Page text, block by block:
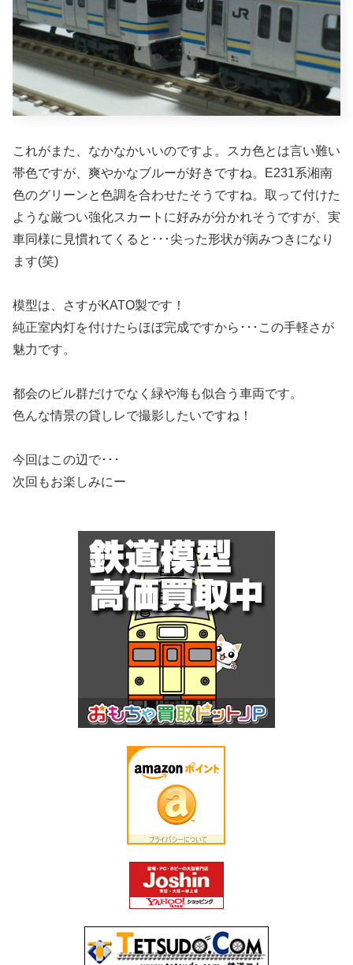
これがまた、なかなかいいのですよ。スカ色とは言い難い
帯色ですが、爽やかなブルーが好きですね。E231系湘南
色のグリーンと色調を合わせたそうですね。取って付けた
ような厳つい強化スカートに好みが分かれそうですが、実
車同様に見慣れてくると･･･尖った形状が病みつきになり
ます(笑)
模型は、さすがKATO製です！
純正室内灯を付けたらほぼ完成ですから･･･この手軽さが
魅力です。
都会のビル群だけでなく緑や海も似合う車両です。
色んな情景の貸しレで撮影したいですね！
今回はこの辺で･･･
次回もお楽しみにー